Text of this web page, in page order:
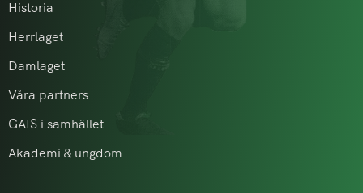
Historia
Herrlaget
Damlaget
Våra partners
GAIS i samhället
Akademi & ungdom